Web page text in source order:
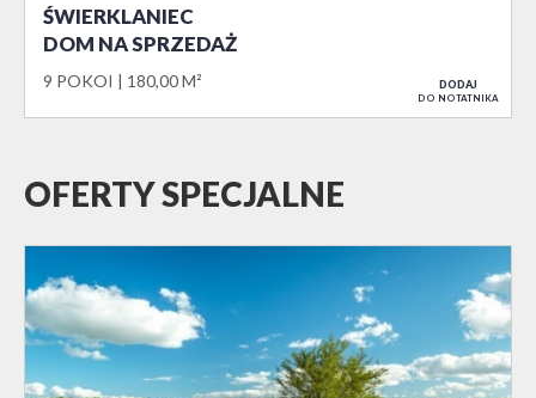
ŚWIERKLANIEC
DOM NA SPRZEDAŻ
9 POKOI 180,00 M² DODAJ
DO NOTATNIKA
OFERTY SPECJALNE